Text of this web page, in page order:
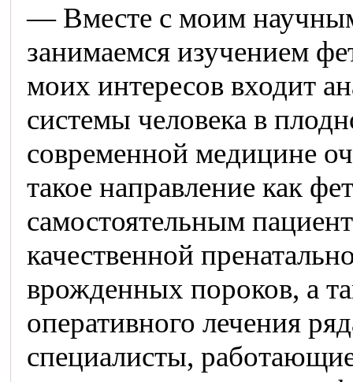
— Вместе с моим
занимаемся изучением
моих интересов входит
системы человека в
современной медицине
такое направление как
самостоятельным
качественной
врожденных пороков, а
оперативного лечения
специалисты,